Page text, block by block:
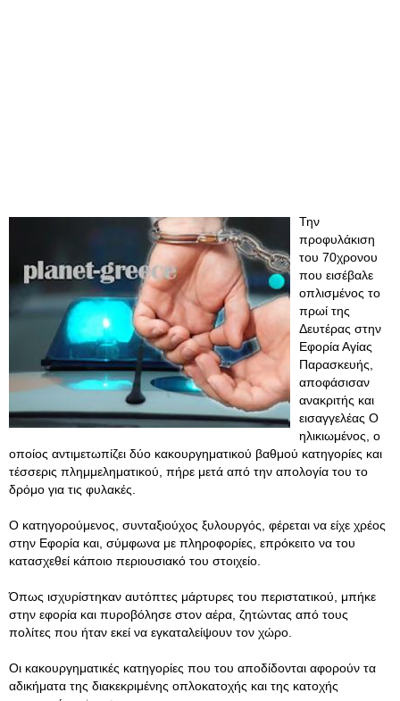
Την
προφυλάκιση
του 70χρονου
που εισέβαλε
οπλισμένος το
πρωί της
Δευτέρας στην
Εφορία Αγίας
Παρασκευής,
αποφάσισαν
ανακριτής και
εισαγγελέας Ο
ηλικιωμένος, ο
οποίος αντιμετωπίζει δύο κακουργηματικού βαθμού κατηγορίες και
τέσσερις πλημμεληματικού, πήρε μετά από την απολογία του το
δρόμο για τις φυλακές.
Ο κατηγορούμενος, συνταξιούχος ξυλουργός, φέρεται να είχε χρέος
στην Εφορία και, σύμφωνα με πληροφορίες, επρόκειτο να του
κατασχεθεί κάποιο περιουσιακό του στοιχείο.
Όπως ισχυρίστηκαν αυτόπτες μάρτυρες του περιστατικού, μπήκε
στην εφορία και πυροβόλησε στον αέρα, ζητώντας από τους
πολίτες που ήταν εκεί να εγκαταλείψουν τον χώρο.
Οι κακουργηματικές κατηγορίες που του αποδίδονται αφορούν τα
αδικήματα της διακεκριμένης οπλοκατοχής και της κατοχής